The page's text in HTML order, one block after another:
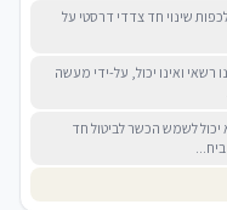
שינוי חד צדדי דרסטי על
רשאי ואינו יכול, על-ידי מעשה
יכול לשמש הכשר לביטול חד